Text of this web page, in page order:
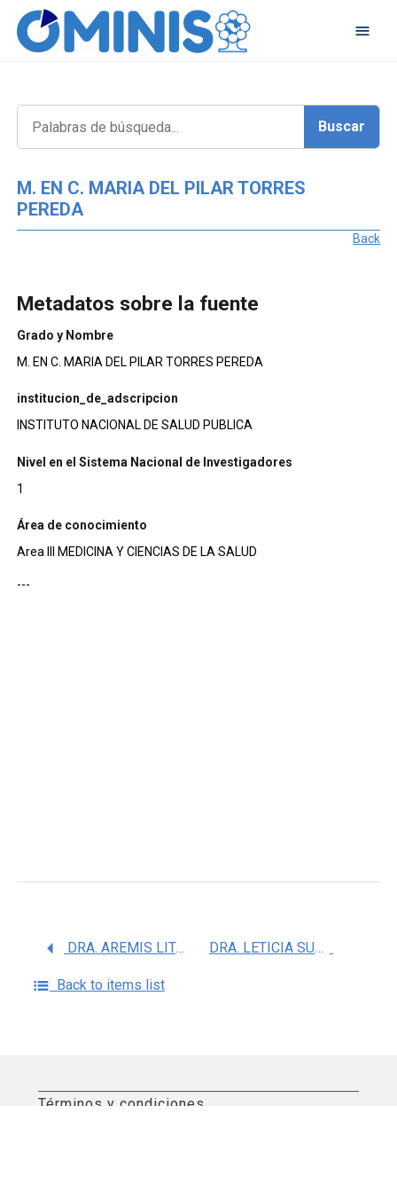
M. EN C. MARIA DEL PILAR TORRES
PEREDA
Back
Metadatos sobre la fuente
Grado y Nombre
M. EN C. MARIA DEL PILAR TORRES PEREDA
institucion_de_adscripcion
INSTITUTO NACIONAL DE SALUD PUBLICA
Nivel en el Sistema Nacional de Investigadores
1
Área de conocimiento
Area III MEDICINA Y CIENCIAS DE LA SALUD
---
DRA. AREMIS LITAI VILLALOBOS HERNANDEZ DRA. LETICIA SUAREZ LOPEZ
Back to items list
Términos y condiciones